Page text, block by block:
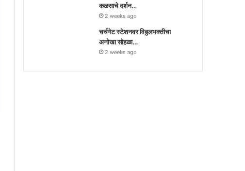
कळसाचे दर्शन…
2 weeks ago
चर्चगेट स्टेशनवर विठ्ठलभक्तीचा
अनोखा सोहळा…
2 weeks ago